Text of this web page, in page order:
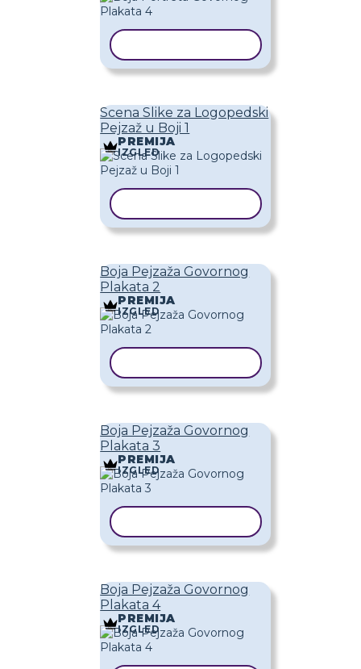
Scena Slike za Logopedski
Pejzaž u Boji 1
PREMIJA
IZGLED
Boja Pejzaža Govornog
Plakata 2
PREMIJA
IZGLED
Boja Pejzaža Govornog
Plakata 3
PREMIJA
IZGLED
Boja Pejzaža Govornog
Plakata 4
PREMIJA
IZGLED